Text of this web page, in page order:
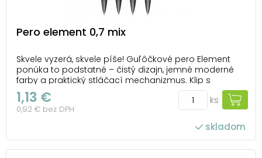
Pero element 0,7 mix
Skvele vyzerá, skvele píše! Guľôčkové pero Element
ponúka to podstatné – čistý dizajn, jemné moderné
farby a praktický stláčací mechanizmus. Klip s
kovovým vzhľadom dodáva peru elegantný detail,
ktorý zaujme na prvý pohľad. Píše modro a hladko
vďaka hrotu s hrúbkou 0,7 mm. Ideálne na každod...
1,13 €
0,92 € bez DPH
ks
skladom